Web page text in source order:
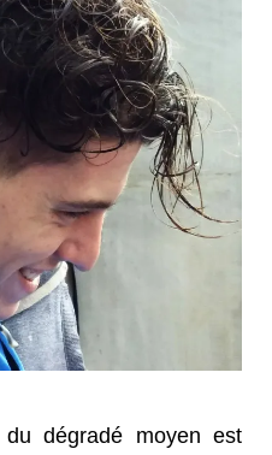
dégradé moyen est